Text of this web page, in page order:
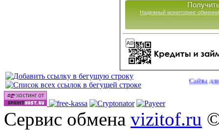
Надежный мониторинг
Сайты для
Сервис обмена vizitof.ru